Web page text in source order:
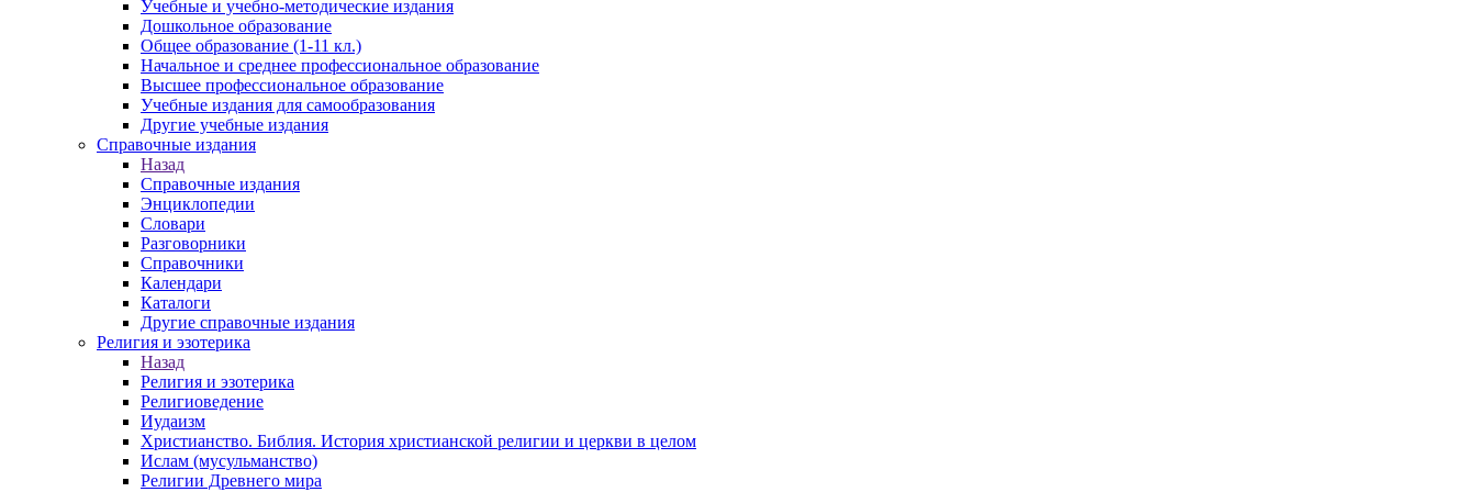
Учебные и учебно-методические издания
Дошкольное образование
Общее образование (1-11 кл.)
Начальное и среднее профессиональное образование
Высшее профессиональное образование
Учебные издания для самообразования
Другие учебные издания
Справочные издания
Назад
Справочные издания
Энциклопедии
Словари
Разговорники
Справочники
Календари
Каталоги
Другие справочные издания
Религия и эзотерика
Назад
Религия и эзотерика
Религиоведение
Иудаизм
Христианство. Библия. История христианской религии и церкви в целом
Ислам (мусульманство)
Религии Древнего мира